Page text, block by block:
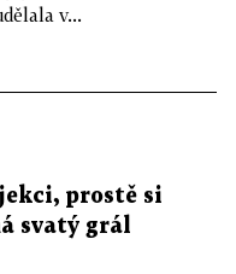
v...
prostě si
svatý grál